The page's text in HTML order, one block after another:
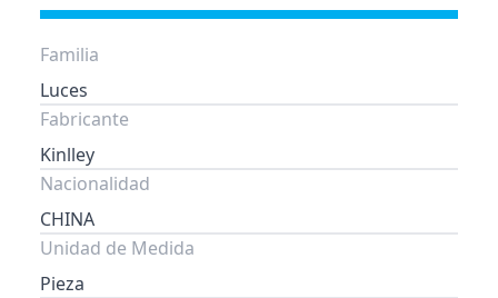
Familia
Luces
Fabricante
Kinlley
Nacionalidad
CHINA
Unidad de Medida
Pieza